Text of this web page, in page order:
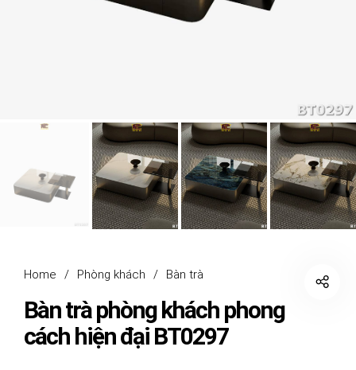
Home / Phòng khách / Bàn trà
Bàn trà phòng khách phong
cách hiện đại BT0297